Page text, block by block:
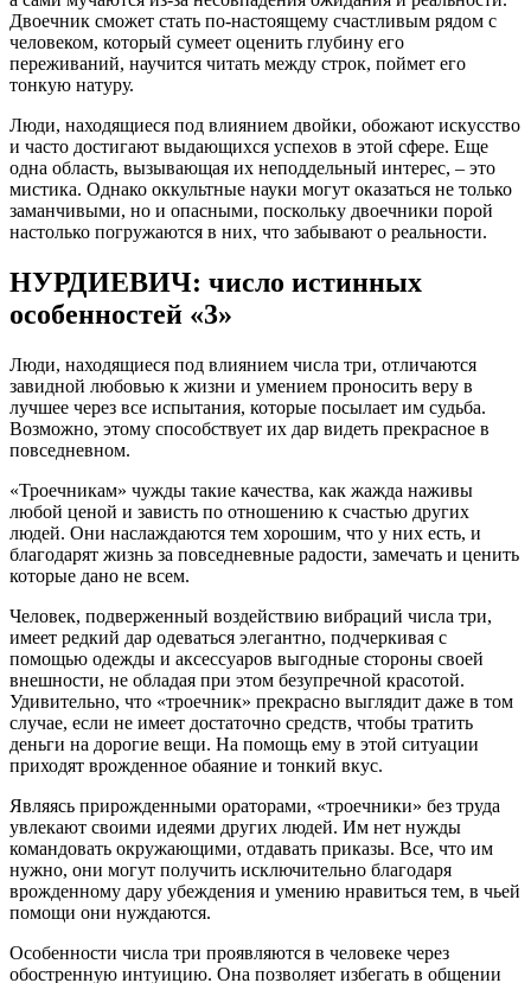
Двоечник сможет стать по-настоящему счастливым рядом с
человеком, который сумеет оценить глубину его
переживаний, научится читать между строк, поймет его
тонкую натуру.
Люди, находящиеся под влиянием двойки, обожают искусство
и часто достигают выдающихся успехов в этой сфере. Еще
одна область, вызывающая их неподдельный интерес, – это
мистика. Однако оккультные науки могут оказаться не только
заманчивыми, но и опасными, поскольку двоечники порой
настолько погружаются в них, что забывают о реальности.
НУРДИЕВИЧ: число истинных
особенностей «3»
Люди, находящиеся под влиянием числа три, отличаются
завидной любовью к жизни и умением проносить веру в
лучшее через все испытания, которые посылает им судьба.
Возможно, этому способствует их дар видеть прекрасное в
повседневном.
«Троечникам» чужды такие качества, как жажда наживы
любой ценой и зависть по отношению к счастью других
людей. Они наслаждаются тем хорошим, что у них есть, и
благодарят жизнь за повседневные радости, замечать и ценить
которые дано не всем.
Человек, подверженный воздействию вибраций числа три,
имеет редкий дар одеваться элегантно, подчеркивая с
помощью одежды и аксессуаров выгодные стороны своей
внешности, не обладая при этом безупречной красотой.
Удивительно, что «троечник» прекрасно выглядит даже в том
случае, если не имеет достаточно средств, чтобы тратить
деньги на дорогие вещи. На помощь ему в этой ситуации
приходят врожденное обаяние и тонкий вкус.
Являясь прирожденными ораторами, «троечники» без труда
увлекают своими идеями других людей. Им нет нужды
командовать окружающими, отдавать приказы. Все, что им
нужно, они могут получить исключительно благодаря
врожденному дару убеждения и умению нравиться тем, в чьей
помощи они нуждаются.
Особенности числа три проявляются в человеке через
обостренную интуицию. Она позволяет избегать в общении